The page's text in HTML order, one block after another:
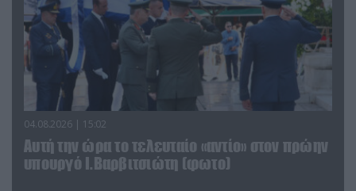
04.08.2026 | 15:02
Αυτή την ώρα το τελευταίο «αντίο» στον πρώην
υπουργό Ι.Βαρβιτσιώτη (φωτο)